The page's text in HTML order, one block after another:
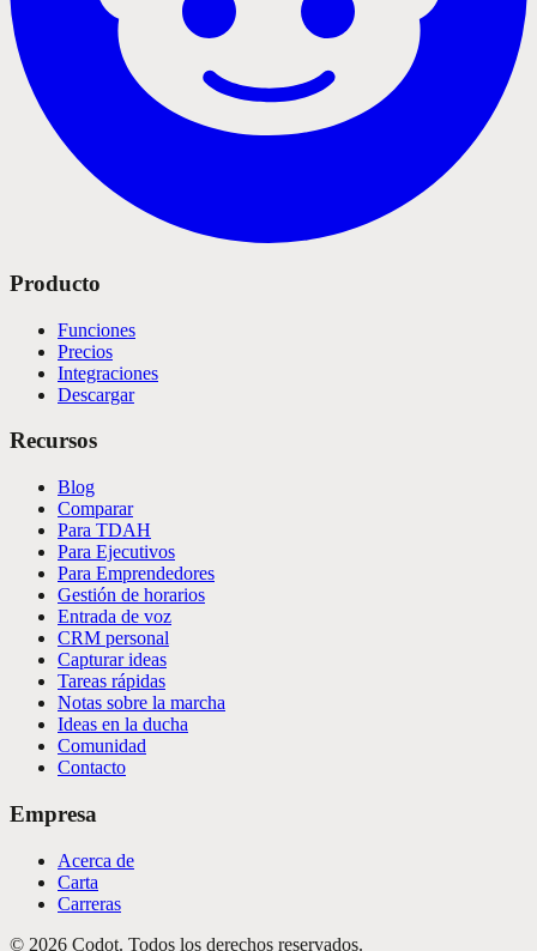
Producto
Funciones
Precios
Integraciones
Descargar
Recursos
Blog
Comparar
Para TDAH
Para Ejecutivos
Para Emprendedores
Gestión de horarios
Entrada de voz
CRM personal
Capturar ideas
Tareas rápidas
Notas sobre la marcha
Ideas en la ducha
Comunidad
Contacto
Empresa
Acerca de
Carta
Carreras
© 2026 Codot. Todos los derechos reservados.